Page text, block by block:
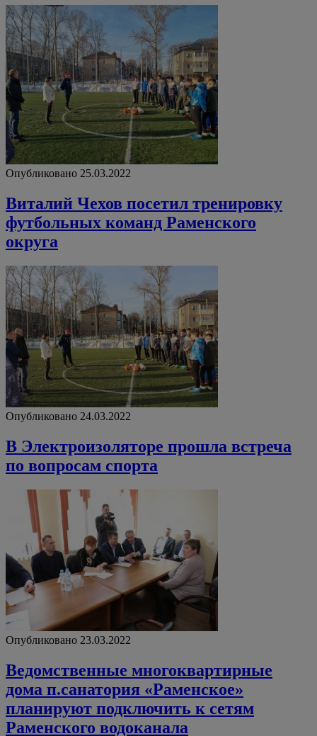
Опубликовано 25.03.2022
Виталий Чехов посетил тренировку
футбольных команд Раменского
округа
Опубликовано 24.03.2022
В Электроизоляторе прошла встреча
по вопросам спорта
Опубликовано 23.03.2022
Ведомственные многоквартирные
дома п.санатория «Раменское»
планируют подключить к сетям
Раменского водоканала